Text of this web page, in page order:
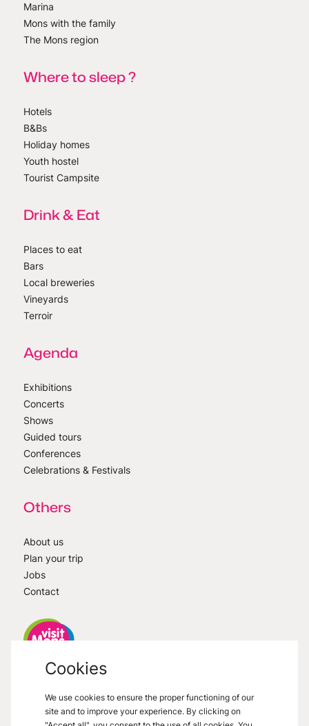
Marina
Mons with the family
The Mons region
Where to sleep ?
Hotels
B&Bs
Holiday homes
Youth hostel
Tourist Campsite
Drink & Eat
Places to eat
Bars
Local breweries
Vineyards
Terroir
Agenda
Exhibitions
Concerts
Shows
Guided tours
Conferences
Celebrations & Festivals
Others
About us
Plan your trip
Jobs
Contact
Grand Place 27, 7000 Mons
Cookies
We use cookies to ensure the proper functioning of our
site and to improve your experience. By clicking on